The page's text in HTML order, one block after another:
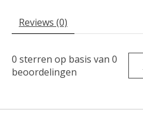
Reviews (0)
0 sterren op basis van 0
beoordelingen